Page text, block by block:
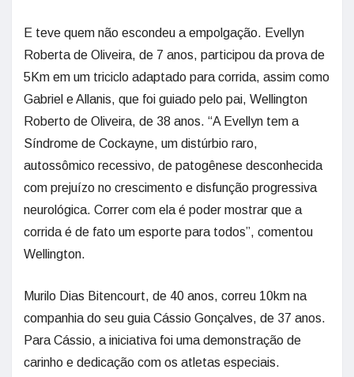
E teve quem não escondeu a empolgação. Evellyn
Roberta de Oliveira, de 7 anos, participou da prova de
5Km em um triciclo adaptado para corrida, assim como
Gabriel e Allanis, que foi guiado pelo pai, Wellington
Roberto de Oliveira, de 38 anos. “A Evellyn tem a
Síndrome de Cockayne, um distúrbio raro,
autossômico recessivo, de patogênese desconhecida
com prejuízo no crescimento e disfunção progressiva
neurológica. Correr com ela é poder mostrar que a
corrida é de fato um esporte para todos”, comentou
Wellington.
Murilo Dias Bitencourt, de 40 anos, correu 10km na
companhia do seu guia Cássio Gonçalves, de 37 anos.
Para Cássio, a iniciativa foi uma demonstração de
carinho e dedicação com os atletas especiais.